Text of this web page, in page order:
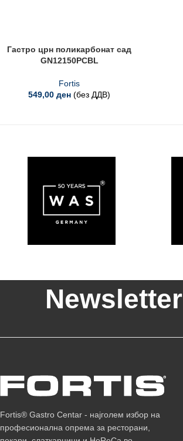
Гастро црн поликарбонат сад
GN12150PCBL
Fortis
549,00ден (без ДДВ)
Newsletter
Fortis® Gastro Centar - најголем избор на
професионална опрема за ресторани,